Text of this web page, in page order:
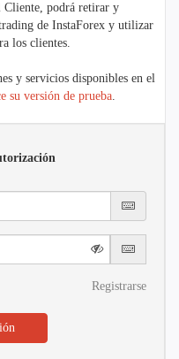
Cliente, podrá retirar y
de InstaForex y utilizar
los clientes.
y servicios disponibles en el
su versión de prueba.
Registrarse